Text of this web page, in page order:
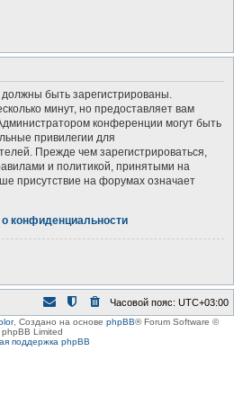
быть зарегистрированы.
минут, но предоставляет вам
конференции могут быть
привилегии для
Прежде чем зарегистрироваться,
и политикой, принятыми на
присутствие на форумах означает
конфиденциальности
Часовой пояс: UTC+03:00
, Создано на основе phpBB® Forum Software ©
phpBB Limited
поддержка phpBB